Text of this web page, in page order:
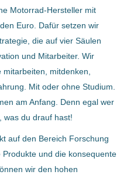
Motorrad-Hersteller mit
Euro. Dafür setzen wir
die auf vier Säulen
und Mitarbeiter. Wir
mitdenken,
Mit oder ohne Studium.
am Anfang. Denn egal wer
was du drauf hast!
auf den Bereich Forschung
und die konsequente
wir den hohen